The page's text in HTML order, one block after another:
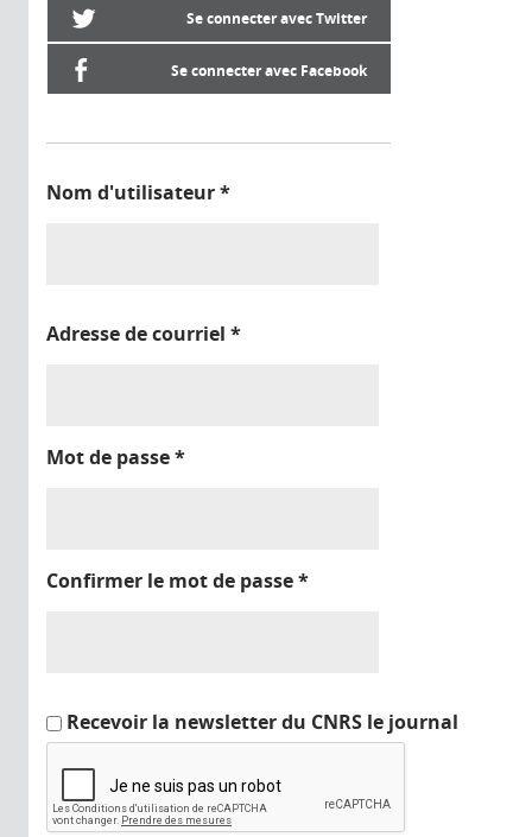
Se connecter avec Twitter
Se connecter avec Facebook
Nom d'utilisateur*
Adresse de courriel *
Mot de passe*
Confirmer le mot de passe*
Recevoir la newsletter du CNRS le journal